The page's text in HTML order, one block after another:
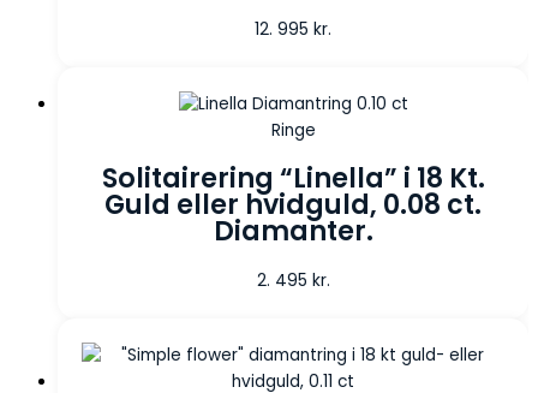
12. 995 kr.
Ringe
Solitairering “Linella” i 18 Kt.
Guld eller hvidguld, 0.08 ct.
Diamanter.
2. 495 kr.